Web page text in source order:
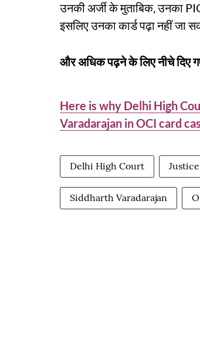
उनकी अर्जी के मुताबिक, उनका
इसलिए उनका कार्ड पढ़ा नहीं जा
और अधिक पढ़ने के लिए नीचे दिए
Here is why Delhi High
Varadarajan in OCI card
Delhi High Court
Siddharth Varadarajan